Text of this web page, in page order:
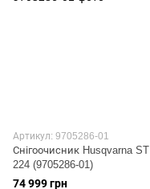
Артикул: 9705286-01
Снігоочисник Husqvarna ST
224 (9705286-01)
74 999 грн